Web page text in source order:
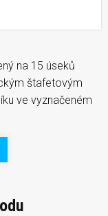
na 15 úseků
štafetovým
ve vyznačeném